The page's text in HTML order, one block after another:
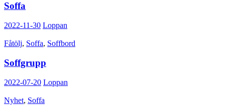
Soffa
2022-11-30 Loppan
Fåtölj, Soffa, Soffbord
Soffgrupp
2022-07-20 Loppan
Nyhet, Soffa